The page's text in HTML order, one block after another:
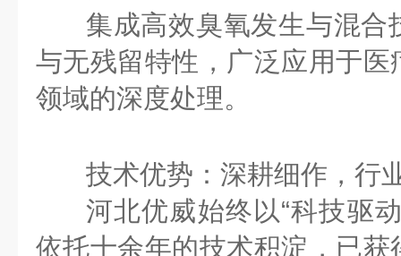
集成高效臭氧发生与混合
与无残留特性，广泛应用于
领域的深度处理。
技术优势：深耕细作，行
河北优威始终以“科技驱
依托十余年的技术积淀，已